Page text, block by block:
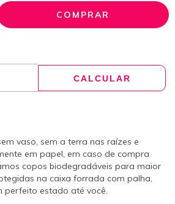
CALCULAR
vaso, sem a terra nas raízes e
em papel, em caso de compra
copos biodegradáveis para maior
na caixa forrada com palha,
perfeito estado até você.